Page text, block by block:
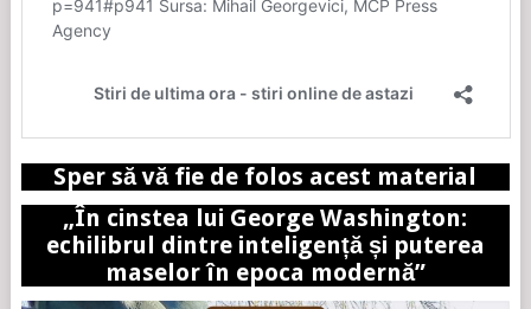
Sper să vă fie de folos acest material
„În cinstea lui George Washington:
echilibrul dintre inteligență și puterea
maselor în epoca modernă”